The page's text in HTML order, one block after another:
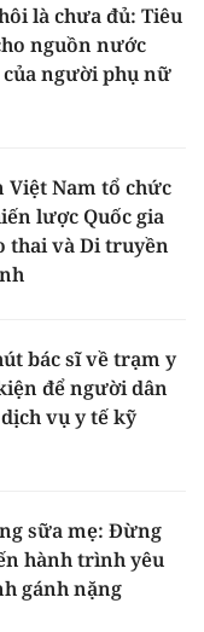
là chưa đủ: Tiêu
nguồn nước
người phụ nữ
Việt Nam tổ chức
lược Quốc gia
thai và Di truyền
bác sĩ về trạm y
để người dân
vụ y tế kỹ
sữa mẹ: Đừng
hành trình yêu
gánh nặng